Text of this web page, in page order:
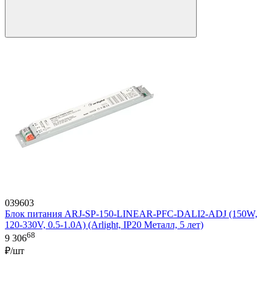
039603
Блок питания ARJ-SP-150-LINEAR-PFC-DALI2-ADJ (150W,
120-330V, 0.5-1.0A) (Arlight, IP20 Металл, 5 лет)
9 30668
₽/шт